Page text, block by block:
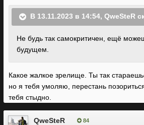
В 13.11.2023 в 14:54, QweSteR
Не будь так самокритичен, ещё
будущем.
Какое жалкое зрелище. Ты так
но я тебя умоляю, перестань
тебя стыдно.
QweSteR 84